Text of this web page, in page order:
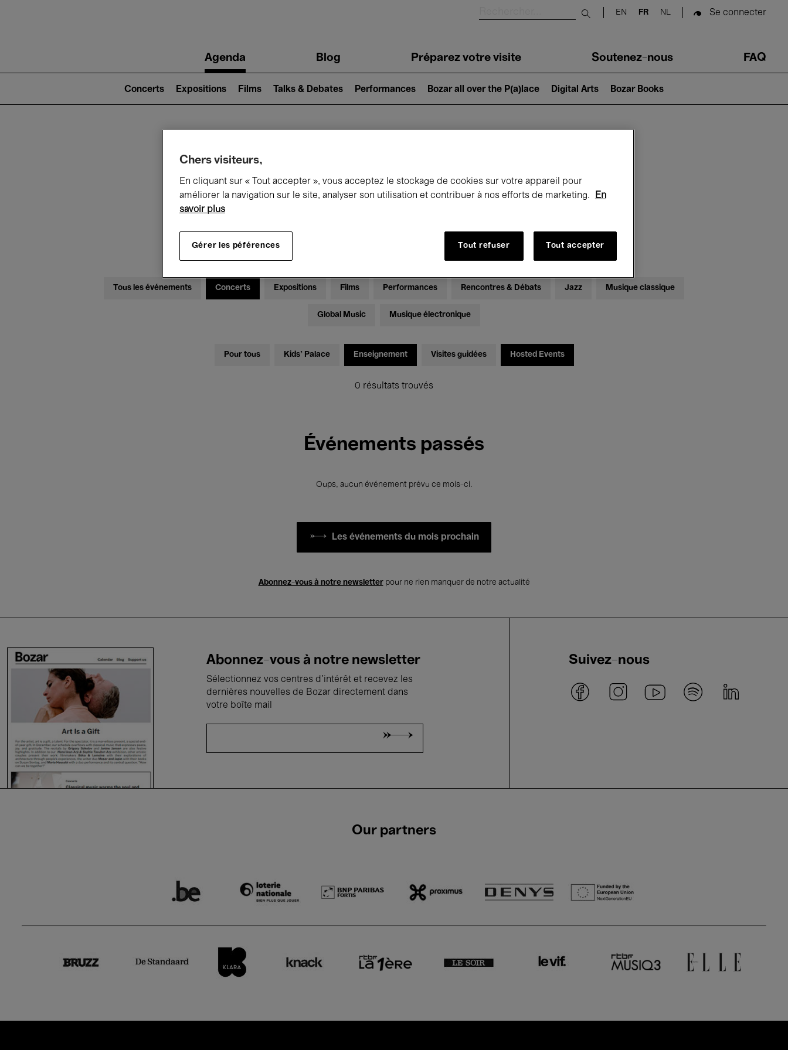
Submit search
EN FR NL Se connecter
navigationAgenda Blog Préparez votre visite Soutenez-nous FAQ
2)
Concerts Expositions Films Talks & Debates Performances Bozar all over the P(a)lace Digital Arts Bozar Books
Ce qui se passe à Bozar
Tous les événements Concerts Expositions Films Performances Rencontres & Débats Jazz Musique classique
Global Music Musique électronique
Pour tous Kids’ Palace Enseignement Visites guidées Hosted Events
0 résultats trouvés
Événements passés
Oups, aucun événement prévu ce mois-ci.
Les événements du mois prochain
Abonnez-vous à notre newsletterpour ne rien manquer de notre actualité
Abonnez-vous à notre newsletter
Sélectionnez vos centres d'intérêt et recevez les
dernières nouvelles de Bozar directement dans
votre boîte mail
Suivez-nous
Our partners
Chers visiteurs,
En cliquant sur « Tout accepter », vous acceptez le stockage de cookies sur votre appareil pour
améliorer la navigation sur le site, analyser son utilisation et contribuer à nos efforts de marketing.
En
savoir plus
Gérer les péférences Tout refuser Tout accepter